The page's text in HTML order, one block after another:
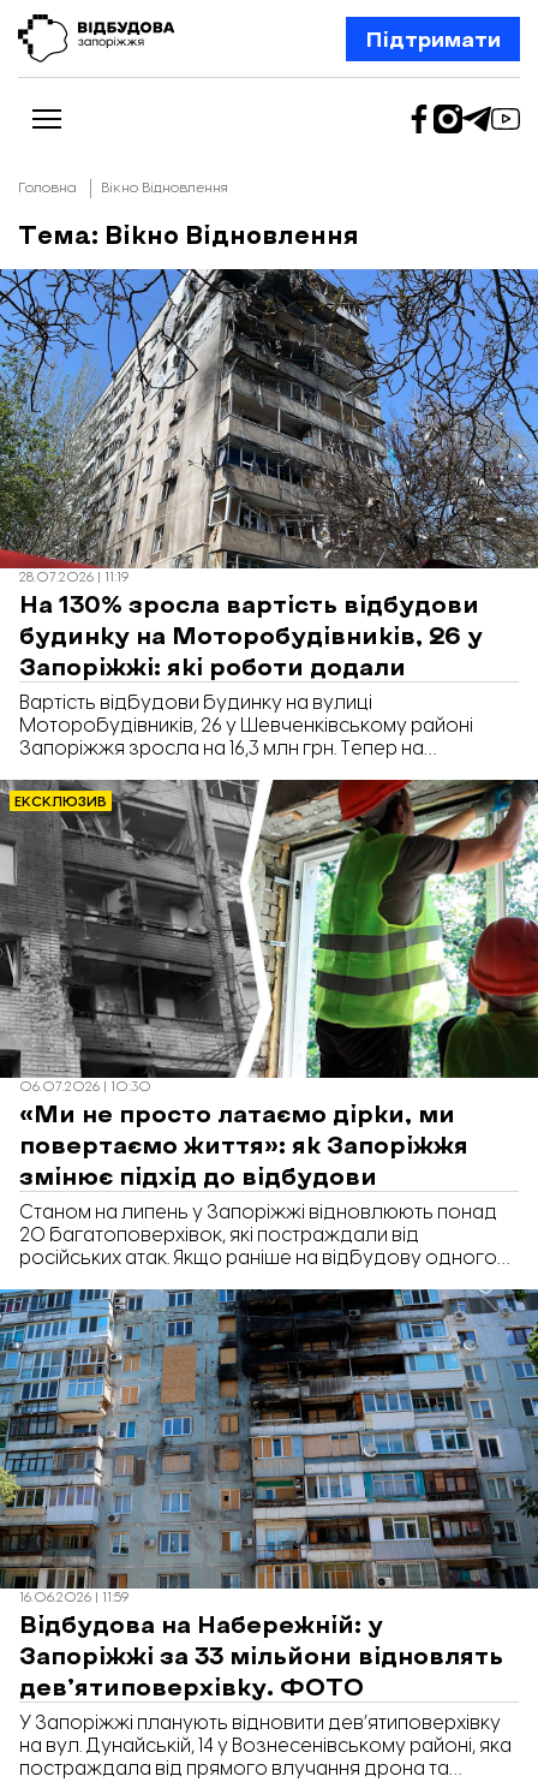
Підтримати
Новини
Відбудова Запоріжжя
Ексклюзив
Бізнес
Шлях додому
Відбудова. Життя
Колонки
Про нас
Редакційна політика
Головна Вікно Відновлення
Тема: Вікно Відновлення
28.07.2026 | 11:19
На 130% зросла вартість відбудови
будинку на Моторобудівників, 26 у
Запоріжжі: які роботи додали
Вартість відбудови будинку на вулиці
Моторобудівників, 26 у Шевченківському районі
Запоріжжя зросла на 16,3 млн грн. Тепер на
планують витратити 29,1 млн грн. Про це повідомляє
«Відбудова. Запоріжжя» з посиланням на Prozorro.
ЕКСКЛЮЗИВ
06.07.2026 | 10:30
«Ми не просто латаємо дірки, ми
повертаємо життя»: як Запоріжжя
змінює підхід до відбудови
Станом на липень у Запоріжжі відновлюють понад
20 багатоповерхівок, які постраждали від
російських атак. Якщо раніше на відбудову одного
зараз місто дедалі частіше застосовує локальний
підхід: ремонтують саме ті конструкції, які зазнали
пошкоджень. Це дозволяє швидше повернути
людей додому та суттєво скоротити витрати.
«Відбудова. Запоріжжя» розповідає, як змінився
підхід до відновлення житла.
16.06.2026 | 11:59
Відбудова на Набережній: у
Запоріжжі за 33 мільйони відновлять
дев’ятиповерхівку. ФОТО
У Запоріжжі планують відновити дев’ятиповерхівку
на вул. Дунайській, 14 у Вознесенівському районі, яка
постраждала від прямого влучання дрона та